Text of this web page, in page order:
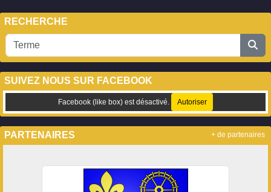
RECHERCHE
SUIVEZ NOUS SUR FACEBOOK
Facebook (like box) est désactivé. Autoriser
PARTENAIRES + de partenaires